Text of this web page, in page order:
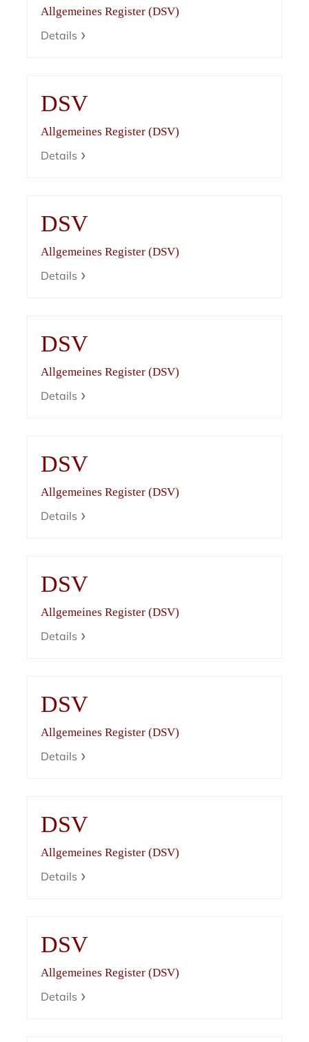
Allgemeines Register (DSV)
Details
DSV
Allgemeines Register (DSV)
Details
DSV
Allgemeines Register (DSV)
Details
DSV
Allgemeines Register (DSV)
Details
DSV
Allgemeines Register (DSV)
Details
DSV
Allgemeines Register (DSV)
Details
DSV
Allgemeines Register (DSV)
Details
DSV
Allgemeines Register (DSV)
Details
DSV
Allgemeines Register (DSV)
Details